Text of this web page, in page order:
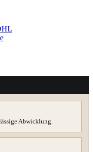
Abwicklung.